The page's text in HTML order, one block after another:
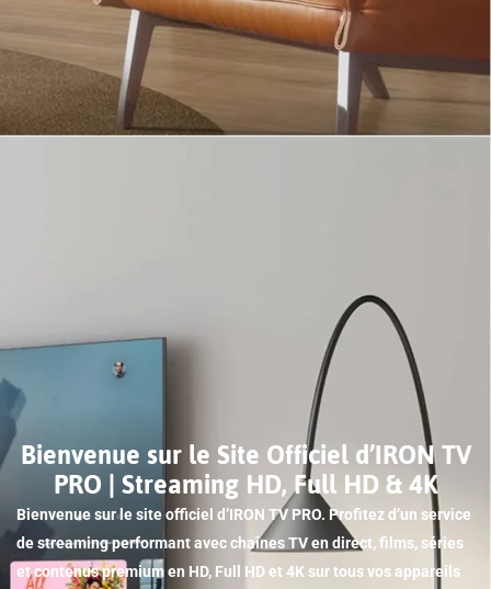
Bienvenue sur le Site Officiel d’IRON TV
PRO | Streaming HD, Full HD & 4K
Bienvenue sur le site officiel d’IRON TV PRO. Profitez d’un service
de streaming performant avec chaînes TV en direct, films, séries
et contenus premium en HD, Full HD et 4K sur tous vos appareils